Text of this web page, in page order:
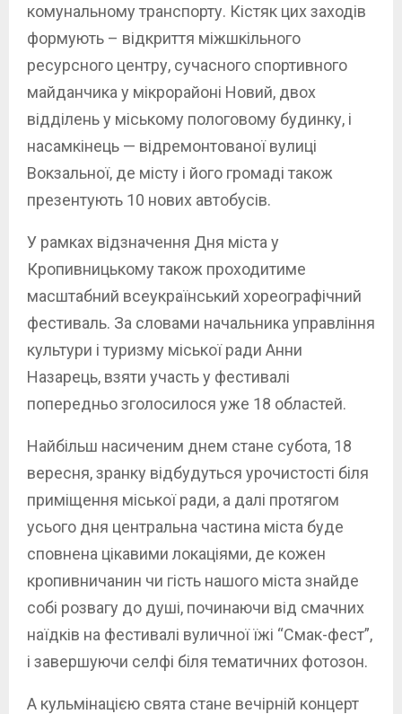
комунальному транспорту. Кістяк цих заходів
формують – відкриття міжшкільного
ресурсного центру, сучасного спортивного
майданчика у мікрорайоні Новий, двох
відділень у міському пологовому будинку, і
насамкінець — відремонтованої вулиці
Вокзальної, де місту і його громаді також
презентують 10 нових автобусів.
У рамках відзначення Дня міста у
Кропивницькому також проходитиме
масштабний всеукраїнський хореографічний
фестиваль. За словами начальника управління
культури і туризму міської ради Анни
Назарець, взяти участь у фестивалі
попередньо зголосилося уже 18 областей.
Найбільш насиченим днем стане субота, 18
вересня, зранку відбудуться урочистості біля
приміщення міської ради, а далі протягом
усього дня центральна частина міста буде
сповнена цікавими локаціями, де кожен
кропивничанин чи гість нашого міста знайде
собі розвагу до душі, починаючи від смачних
наїдків на фестивалі вуличної їжі “Смак-фест”,
і завершуючи селфі біля тематичних фотозон.
А кульмінацією свята стане вечірній концерт